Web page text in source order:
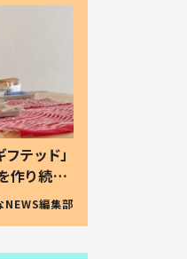
テッド」
作り続け
和の子
NEWS編集部